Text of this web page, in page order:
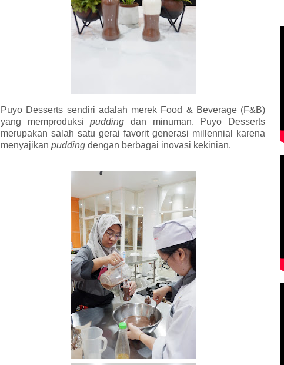
Puyo Desserts sendiri adalah merek Food & Beverage (F&B)
yang memproduksipudding dan minuman. Puyo Desserts
merupakan salah satu gerai favorit generasi millennial karena
menyajikan pudding dengan berbagai inovasi kekinian.